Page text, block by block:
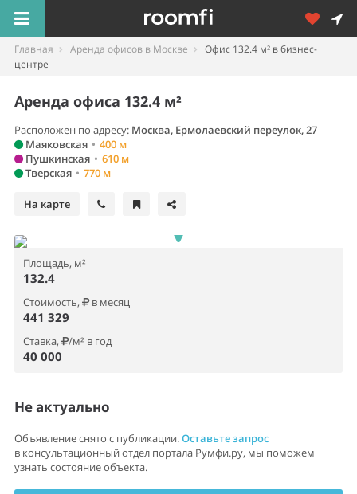
Главная Аренда офисов в Москве
Офис 132.4 м² в бизнес-
центре
Аренда офиса 132.4 м²
Расположен по адресу: Москва, Ермолаевский переулок, 27
Маяковская • 400 м
Пушкинская • 610 м
Тверская • 770 м
На карте
Площадь, м²
132.4
Стоимость, в месяц
441 329
Ставка, /м² в год
40 000
Не актуально
Объявление снято с публикации.Оставьте запрос
в консультационный отдел портала Румфи.ру, мы поможем
узнать состояние объекта.